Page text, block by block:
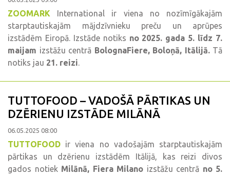
ZOOMARK
International ir viena no nozīmīgākajām
starptautiskajām mājdzīvnieku preču un aprūpes
izstādēm Eiropā. Izstāde notiks no 2025. gada 5. līdz 7.
maijam izstāžu centrā BolognaFiere, Boloņā, Itālijā.Tā
notiks jau 21. reizi.
TUTTOFOOD – VADOŠĀ PĀRTIKAS UN
DZĒRIENU IZSTĀDE MILĀNĀ
06.05.2025 08:00
TUTTOFOOD ir viena no vadošajām starptautiskajām
pārtikas un dzērienu izstādēm Itālijā, kas reizi divos
gados notiek Milānā, Fiera Milano izstāžu centrā no 5.